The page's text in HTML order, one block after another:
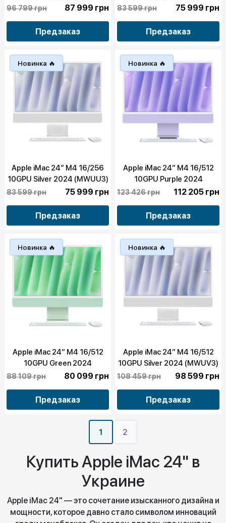
(MWV63)
96 799 грн 87 999 грн
Предзаказ
(MWUY3)
83 599 грн 75 999 грн
Предзаказ
Новинка 🔥
Apple iMac 24” M4 16/256
10GPU Silver 2024 (MWUU3)
83 599 грн 75 999 грн
Предзаказ
Новинка 🔥
Apple iMac 24” M4 16/512
10GPU Purple 2024
(MWV73)
123 426 грн 112 205 грн
Предзаказ
Новинка 🔥
Apple iMac 24” M4 16/512
10GPU Green 2024
(MWV03)
88 109 грн 80 099 грн
Предзаказ
Новинка 🔥
Apple iMac 24” M4 16/512
10GPU Silver 2024 (MWUV3)
108 459 грн 98 599 грн
Предзаказ
1 2
Купить Apple iMac 24" в
Украине
Apple iMac 24" — это сочетание изысканного дизайна и
мощности, которое давно стало символом инноваций